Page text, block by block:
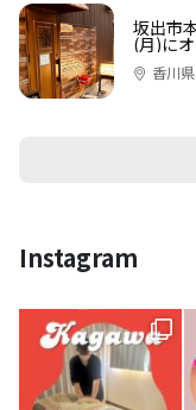
坂出市
(月)に
香川県
Instagram